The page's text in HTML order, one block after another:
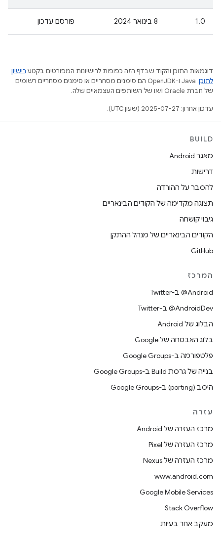
1.0 8 בינואר 2024 פורסם עדכון
דוגמאות התוכן והקוד שבדף הזה כפופות לרישיונות המפורטים בקטע רישיון
לתוכן
.‏ Java ו-OpenJDK הם סימנים מסחריים או סימנים מסחריים רשומים
של חברת Oracle ו/או של השותפים העצמאיים שלה.
עדכון אחרון: 2025-07-27 (שעון UTC).
BUILD
מאגר Android
דרישות
להסבר על ההורדה
תצוגה מקדימה של הקודים הבינאריים
גיבוי קושחה
הקודים הבינאריים של מנהל ההתקן
GitHub
המרכז
‎@Android ב-Twitter
‎@AndroidDev ב-Twitter
הבלוג של Android
בלוג האבטחה של Google
פלטפורמה ב-Google Groups
בנייה של גרסת Build ב-Google Groups
היסב (porting) ב-Google Groups
עזרה
מרכז העזרה של Android
מרכז העזרה של Pixel
מרכז העזרה של Nexus
www.android.com
Google Mobile Services
Stack Overflow
מעקב אחר בעיות